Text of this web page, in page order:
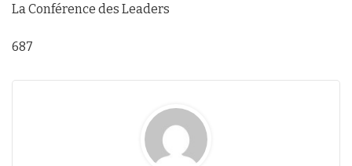
La Conférence des Leaders
687